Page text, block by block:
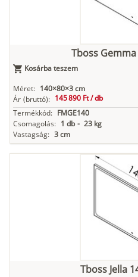
Tboss
Kosárba teszem
Méret: 140×80×3 cm
Ár (bruttó): 145 890 Ft /db
Termékkód: FMGE140
Csomagolás: 1 db - 23 kg
Vastagság: 3 cm
Tboss Jella